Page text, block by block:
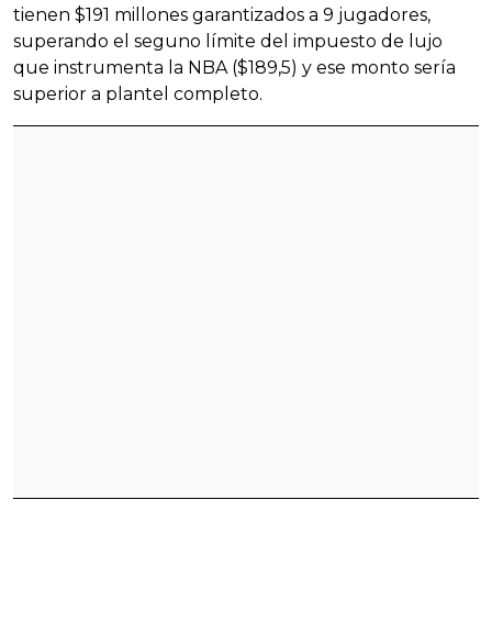
tienen $191 millones garantizados a 9 jugadores,
superando el seguno límite del impuesto de lujo
que instrumenta la NBA ($189,5) y ese monto sería
superior a plantel completo.